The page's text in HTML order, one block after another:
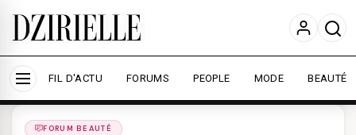
Nous utilisons des cookies pour améliorer votre
expérience et mesurer l'audience.
En savoir plus
Accepter tout Personnaliser
FIL D'ACTU FORUMS PEOPLE MODE BEAUTÉ
Forums
FORUM BEAUTÉ